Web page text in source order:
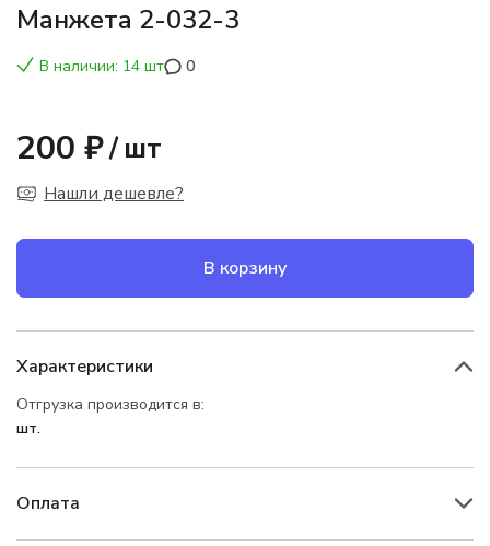
Манжета 2-032-3
В наличии: 14 шт 0
200 ₽/ шт
Нашли дешевле?
В корзину
Характеристики
Отгрузка производится в:
шт.
Оплата